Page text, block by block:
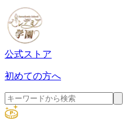
公式ストア
初めての方へ